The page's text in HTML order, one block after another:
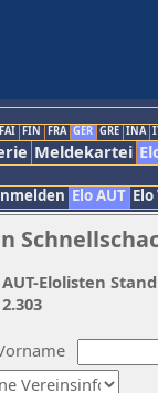
FAI FIN FRA GER GRE INA
Meldekartei
Elo AUT
AUT-Elolisten
2.303